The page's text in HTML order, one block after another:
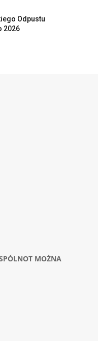
Odpustu
2026
MOŻNA